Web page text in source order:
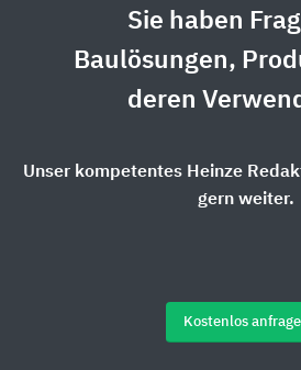
Sie haben
Baulösungen,
deren
Unser kompetentes Heinze
gern weiter.
Kostenlos